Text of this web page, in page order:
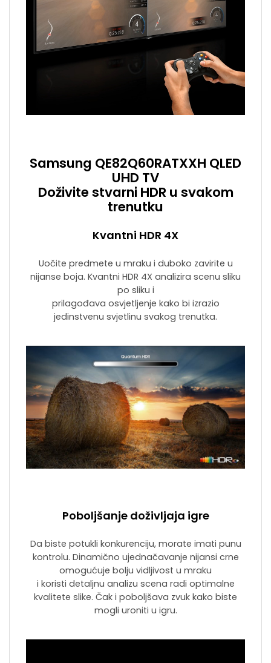
Samsung QE82Q60RATXXH QLED
UHD TV
Doživite stvarni HDR u svakom
trenutku
Kvantni HDR 4X
Uočite predmete u mraku i duboko zavirite u
nijanse boja. Kvantni HDR 4X analizira scenu sliku
po sliku i
prilagođava osvjetljenje kako bi izrazio
jedinstvenu svjetlinu svakog trenutka.
Poboljšanje doživljaja igre
Da biste potukli konkurenciju, morate imati punu
kontrolu. Dinamično ujednačavanje nijansi crne
omogućuje bolju vidljivost u mraku
i koristi detaljnu analizu scena radi optimalne
kvalitete slike. Čak i poboljšava zvuk kako biste
mogli uroniti u igru.